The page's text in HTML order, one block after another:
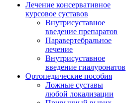
Лечение консервативное
курсовое суставов
Внутрисуставное
введение препаратов
Паравертебральное
лечение
Внутрисуставное
введение гиалуронатов
Ортопедические пособия
Ложные суставы
любой локализации